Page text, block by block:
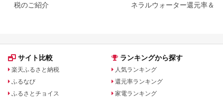
税のご紹介
ネラルウォーター還元率＆レ
サイト比較
楽天ふるさと納税
ふるなび
ふるさとチョイス
ランキングから探す
人気ランキング
還元率ランキング
家電ランキング